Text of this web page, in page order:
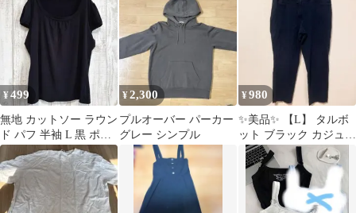
¥499
無地 カットソー ラウン
ド パフ 半袖 L 黒 ポリ
エステル デート シンプ
ル
¥2,300
プルオーバー パーカー
グレー シンプル
¥980
✨美品✨ 【L】 タルボ
ット ブラック カジュア
ルパンツ 無地 シンプル